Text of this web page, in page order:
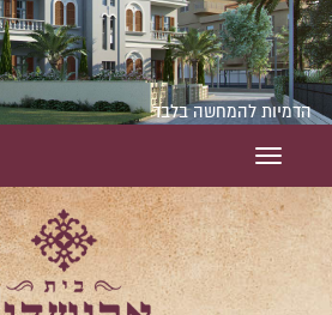
הדמיות להמחשה בלבד
Toggle
navigation